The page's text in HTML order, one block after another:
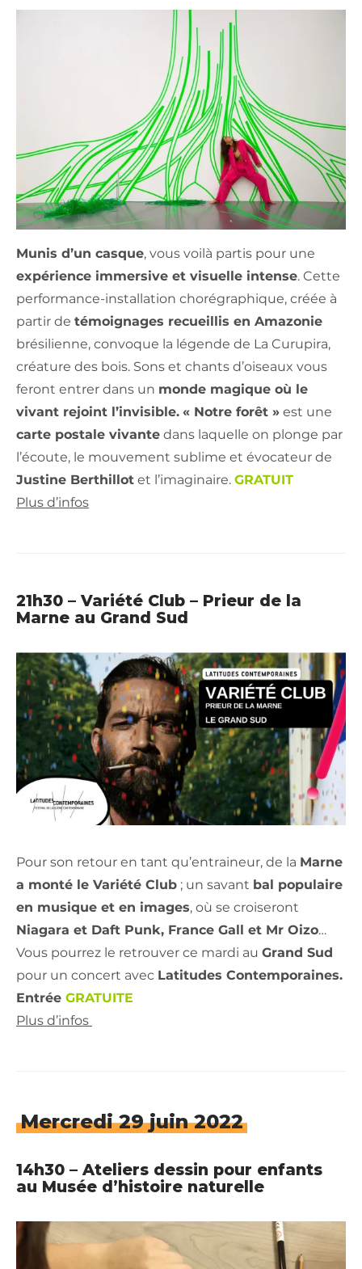
Munis d’un casque, vous voilà partis pour une
expérience immersive et visuelle intense. Cette
performance-installation chorégraphique, créée à
partir de témoignages recueillis en Amazonie
brésilienne, convoque la légende de La Curupira,
créature des bois. Sons et chants d’oiseaux vous
feront entrer dans un monde magique où le
vivant rejoint l’invisible. « Notre forêt » est une
carte postale vivante dans laquelle on plonge par
l’écoute, le mouvement sublime et évocateur de
Justine Berthillot et l’imaginaire. GRATUIT
Plus d’infos
21h30 – Variété Club – Prieur de la
Marne au Grand Sud
Pour son retour en tant qu’entraineur, de la Marne
a monté le Variété Club ; un savant bal populaire
en musique et en images, où se croiseront
Niagara et Daft Punk, France Gall et Mr Oizo…
Vous pourrez le retrouver ce mardi au Grand Sud
pour un concert avec Latitudes Contemporaines.
Entrée GRATUITE
Plus d’infos
Mercredi 29 juin 2022
14h30 – Ateliers dessin pour enfants
au Musée d’histoire naturelle